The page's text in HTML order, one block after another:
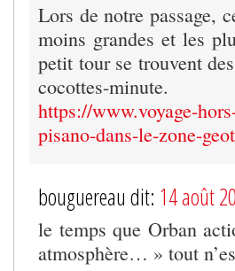
Lors de notre passage,
moins grandes et les
petit tour se trouvent
cocottes-minute.
https://www.voyage-
pisano-dans-le-zone-
bouguereau dit: 14 août
le temps que Orban
atmosphère… » tout